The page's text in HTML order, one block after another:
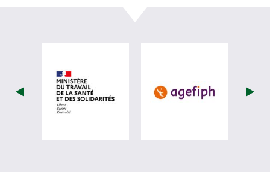
visiter les site de Ministère du travail
visiter les